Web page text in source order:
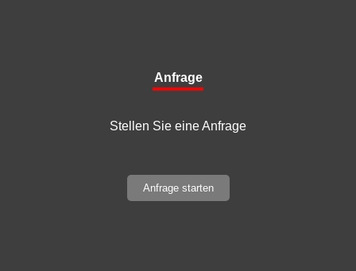
Anfrage
Stellen Sie eine Anfrage
Anfrage starten